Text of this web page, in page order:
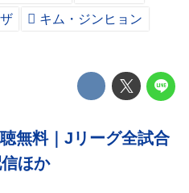
キム・ジンヒョン
無料｜Jリーグ全試合
ほか